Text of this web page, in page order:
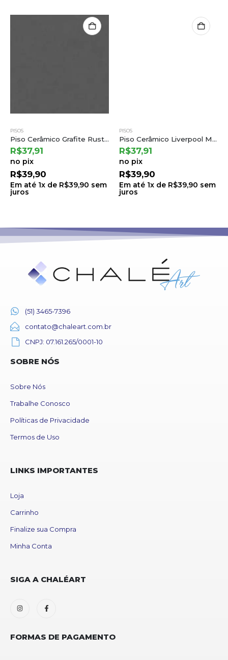
PISOS
Piso Cerâmico Grafite Rustico Ret 75,5×75,5 a Cedasa
R$37,91
no pix
R$39,90
Em até 1x de R$39,90 sem
juros
PISOS
Piso Cerâmico Liverpool Matte 75×75 a Cedasa
R$37,91
no pix
R$39,90
Em até 1x de R$39,90 sem
juros
(51) 3465-7396
contato@chaleart.com.br
CNPJ: 07.161.265/0001-10
SOBRE NÓS
Sobre Nós
Trabalhe Conosco
Políticas de Privacidade
Termos de Uso
LINKS IMPORTANTES
Loja
Carrinho
Finalize sua Compra
Minha Conta
SIGA A CHALÉART
FORMAS DE PAGAMENTO